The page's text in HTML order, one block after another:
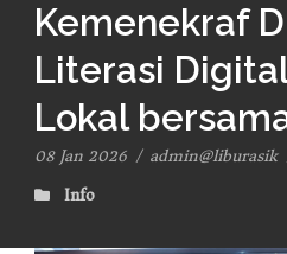
Kemenekraf
Literasi
Lokal
08 Jan 2026 / admin@liburasik
Info